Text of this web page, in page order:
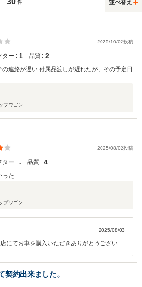
30 件 並べ替え
2025/10/02投稿
ター : 1 品質 : 2
連絡が遅い 付属品渡しが遅れたが、その予定日
プワゴン
2025/08/02投稿
ター : ‐ 品質 : 4
った
プワゴン
2025/08/03
にてお車を購入いただきありがとうございま
います。 是非ご家族の方やご友人のお車購入
ださい。 是非またオイル交換や点検などでの
す。 今後ともよろしくお願いいたします。
契約出来ました。